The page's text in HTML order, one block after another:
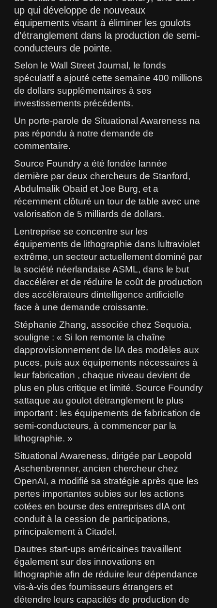
up qui développe de nouveaux
équipements visant à éliminer les goulots
d’étranglement dans la production de semi-
conducteurs de pointe.
Selon le Wall Street Journal, le fonds
spéculatif a ajouté cette semaine 400 millions
de dollars supplémentaires à ses
investissements précédents.
Un porte-parole de Situational Awareness na
pas répondu à notre demande de
commentaire.
Source Foundry a été fondée lannée
dernière par deux chercheurs de Stanford,
Abdulmalik Obaid et Joe Burg, et a
récemment clôturé un tour de table avec une
valorisation de 5 milliards de dollars.
Lentreprise se concentre sur les
équipements de lithographie dans lultraviolet
extrême, un secteur actuellement dominé par
la société néerlandaise ASML, dans le but
daccélérer et de réduire le coût de production
des accélérateurs dintelligence artificielle
face à une demande croissante.
Stéphanie Zhang, associée chez Sequoia,
souligne : « Si lon remonte la chaîne
dapprovisionnement de lIA des modèles aux
puces, puis aux équipements nécessaires à
leur fabrication , chaque niveau devient de
plus en plus critique et limité. Source Foundry
sattaque au goulot détranglement le plus
important : les équipements de fabrication de
semi-conducteurs, à commencer par la
lithographie. »
Situational Awareness, dirigée par Leopold
Aschenbrenner, ancien chercheur chez
OpenAI, a modifié sa stratégie après que les
pertes importantes subies sur les actions
cotées en bourse des entreprises dIA ont
conduit à la cession de participations,
principalement à Citadel.
Dautres start-ups américaines travaillent
également sur des innovations en
lithographie afin de réduire leur dépendance
vis-à-vis des fournisseurs étrangers et
détendre leurs capacités de production de